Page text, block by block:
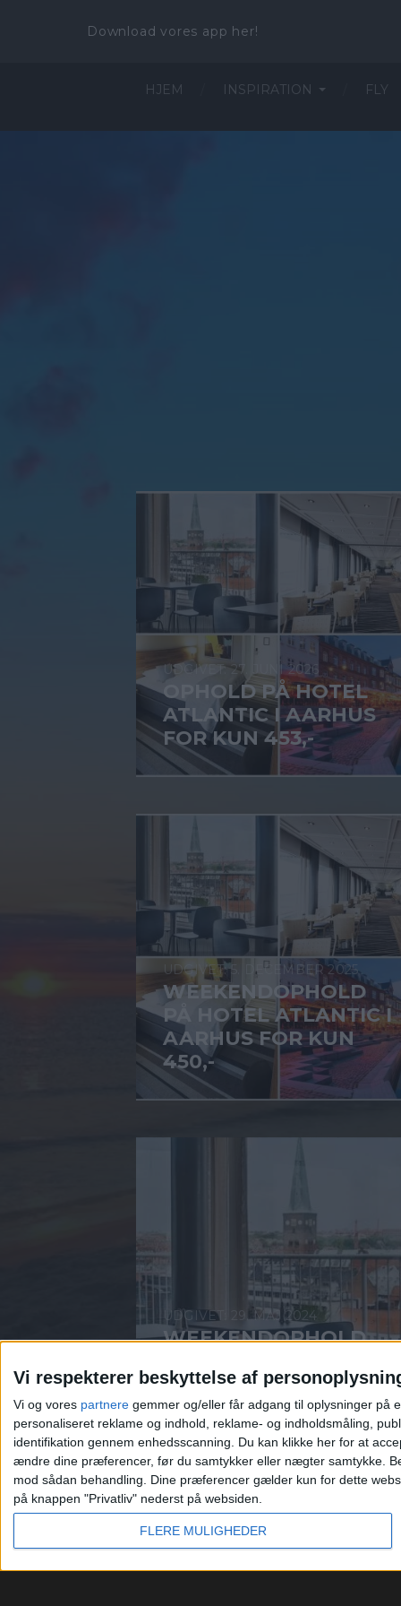
Vi respekterer beskyttelse af
Vi og vores partnere gemmer og/eller får adgang til oplysninger på
personaliseret reklame og indhold, reklame- og indholdsmåling,
identifikation gennem enhedsscanning. Du kan klikke her for at
ændre dine præferencer, før du samtykker eller nægter samtykke.
mod sådan behandling. Dine præferencer gælder kun for dette
på knappen "Privatliv" nederst på websiden.
FLERE MULIGHEDER
Download vores app her!
HJEM INSPIRATION FLY
27. JUNI 2026
OPHOLD PÅ HOTEL
ATLANTIC I AARHUS
FOR KUN 453,-
5. DECEMBER 2025
WEEKENDOPHOLD
PÅ HOTEL ATLANTIC I
AARHUS FOR KUN
450,-
29. MAJ 2024
WEEKENDOPHOLD
FOR KUN 686,-